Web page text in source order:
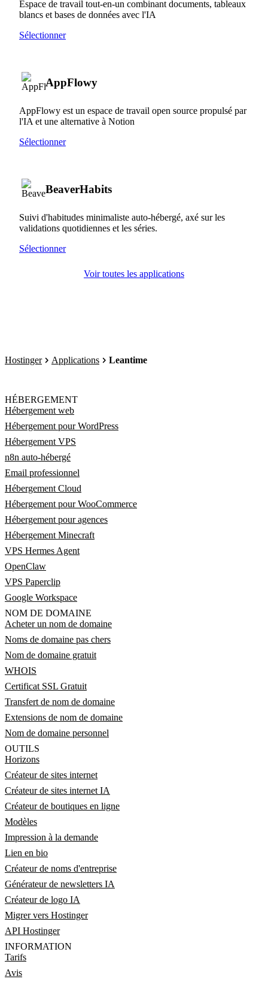
Espace de travail tout-en-un combinant documents, tableaux
blancs et bases de données avec l'IA
Sélectionner
AppFlowy
AppFlowy est un espace de travail open source propulsé par
l'IA et une alternative à Notion
Sélectionner
BeaverHabits
Suivi d'habitudes minimaliste auto-hébergé, axé sur les
validations quotidiennes et les séries.
Sélectionner
Voir toutes les applications
Hostinger Applications Leantime
HÉBERGEMENT
Hébergement web
Hébergement pour WordPress
Hébergement VPS
n8n auto-hébergé
Email professionnel
Hébergement Cloud
Hébergement pour WooCommerce
Hébergement pour agences
Hébergement Minecraft
VPS Hermes Agent
OpenClaw
VPS Paperclip
Google Workspace
NOM DE DOMAINE
Acheter un nom de domaine
Noms de domaine pas chers
Nom de domaine gratuit
WHOIS
Certificat SSL Gratuit
Transfert de nom de domaine
Extensions de nom de domaine
Nom de domaine personnel
OUTILS
Horizons
Créateur de sites internet
Créateur de sites internet IA
Créateur de boutiques en ligne
Modèles
Impression à la demande
Lien en bio
Créateur de noms d'entreprise
Générateur de newsletters IA
Créateur de logo IA
Migrer vers Hostinger
API Hostinger
INFORMATION
Tarifs
Avis